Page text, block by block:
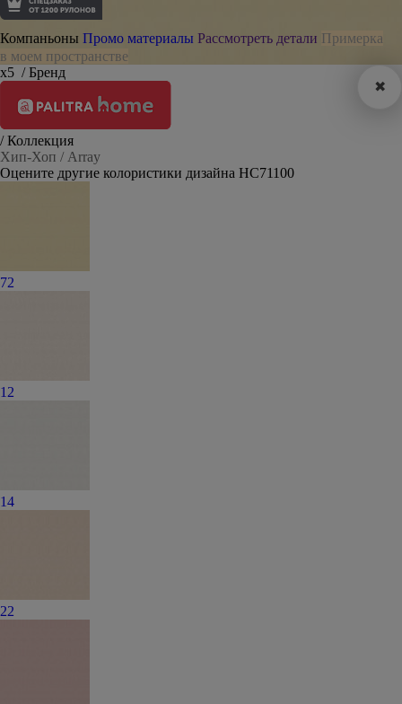
Компаньоны Промо материалы Рассмотреть детали Примерка
в моем пространстве
х5
✖
/ Бренд
/ Коллекция
Хип-Хоп / Array
Оцените другие колористики дизайна HC71100
72
12
14
22